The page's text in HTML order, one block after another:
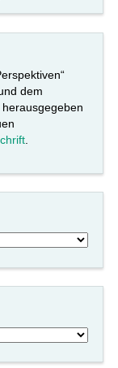
dem